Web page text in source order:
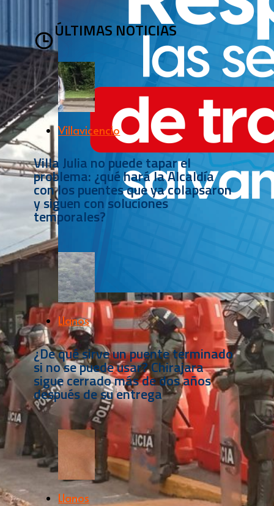
ÚLTIMAS NOTICIAS
Villavicencio
Villa Julia no puede tapar el
problema: ¿qué hará la Alcaldía
con los puentes que ya colapsaron
y siguen con soluciones
temporales?
Llanos
¿De qué sirve un puente terminado
si no se puede usar? Chirajara
sigue cerrado más de dos años
después de su entrega
Llanos